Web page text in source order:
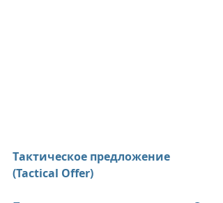
Тактическое предложение
(Tactical Offer)